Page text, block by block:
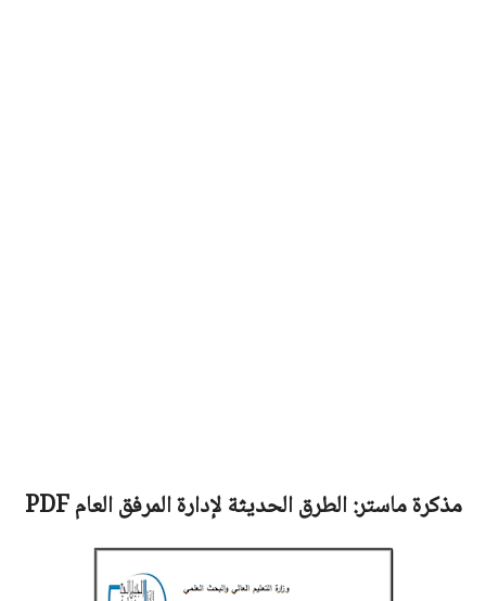
مذكرة ماستر:الطرق الحديثة لإدارة المرفق العامPDF